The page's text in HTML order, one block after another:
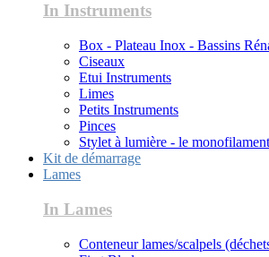
In Instruments
Box - Plateau Inox - Bassins
Ciseaux
Etui Instruments
Limes
Petits Instruments
Pinces
Stylet à lumière - le monofilament
Kit de démarrage
Lames
In Lames
Conteneur lames/scalpels